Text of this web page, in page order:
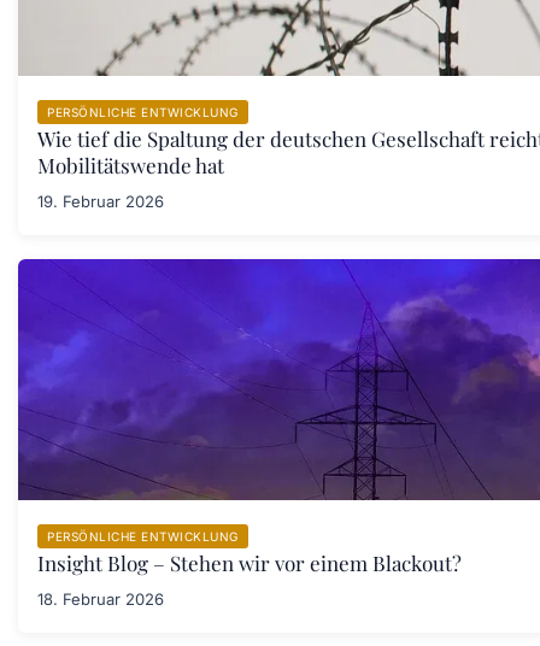
PERSÖNLICHE ENTWICKLUNG
Wie tief die Spaltung der deutschen Gesellschaft
Mobilitätswende hat
19. Februar 2026
PERSÖNLICHE ENTWICKLUNG
Insight Blog – Stehen wir vor einem Blackout?
18. Februar 2026